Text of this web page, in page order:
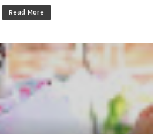
Read More